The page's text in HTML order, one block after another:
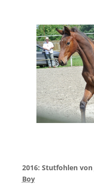
2016: Stutfohlen von
Boy